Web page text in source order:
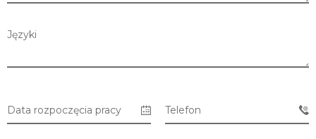
Języki
Data rozpoczęcia pracy Telefon